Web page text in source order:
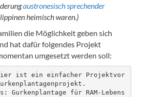
austronesisch sprechender
heimisch waren.)
die Möglichkeit geben sich
hat dafür folgendes Projekt
umgesetzt werden soll:
ist ein einfacher Projektvor
Gurkenplantage für RAM-Lebens